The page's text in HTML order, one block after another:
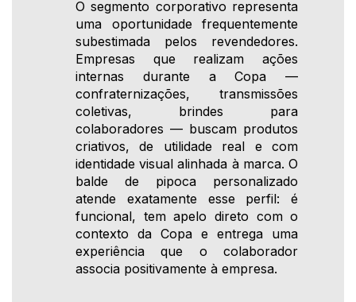
O segmento corporativo representa
uma oportunidade frequentemente
subestimada pelos revendedores.
Empresas que realizam ações
internas durante a Copa —
confraternizações, transmissões
coletivas, brindes para
colaboradores — buscam produtos
criativos, de utilidade real e com
identidade visual alinhada à marca. O
balde de pipoca personalizado
atende exatamente esse perfil: é
funcional, tem apelo direto com o
contexto da Copa e entrega uma
experiência que o colaborador
associa positivamente à empresa.